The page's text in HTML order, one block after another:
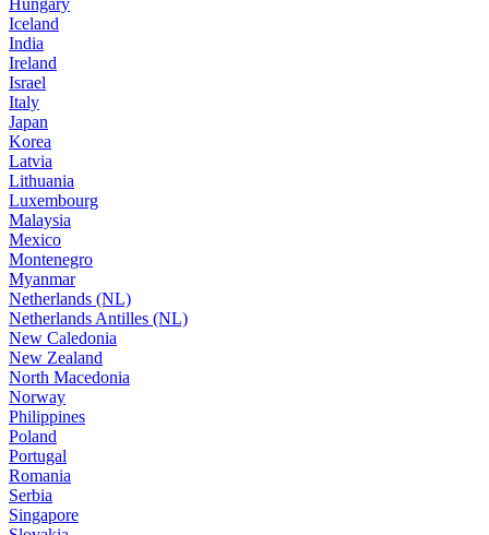
Iceland
India
Ireland
Israel
Italy
Japan
Korea
Latvia
Lithuania
Luxembourg
Malaysia
Mexico
Montenegro
Myanmar
Netherlands (NL)
Netherlands Antilles (NL)
New Caledonia
New Zealand
North Macedonia
Norway
Philippines
Poland
Portugal
Romania
Serbia
Singapore